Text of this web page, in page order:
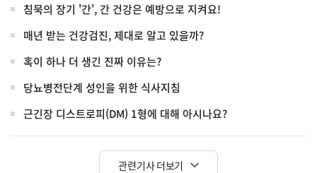
침묵의 장기 '간', 간 건강은 예방으로 지켜요!
매년 받는 건강검진, 제대로 알고 있을까?
혹이 하나 더 생긴 진짜 이유는?
당뇨병전단계 성인을 위한 식사지침
근긴장 디스트로피(DM) 1형에 대해 아시나요?
관련기사 더보기